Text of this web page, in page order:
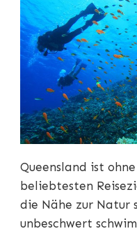
Queensland ist
beliebtesten
die Nähe zur Natur
unbeschwert